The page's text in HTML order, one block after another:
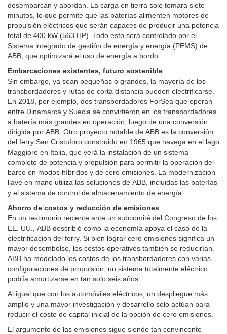
desembarcan y abordan. La carga en tierra solo tomará siete
minutos, lo que permite que las baterías alimenten motores de
propulsión eléctricos que serán capaces de producir una potencia
total de 400 kW (563 HP). Todo esto será controlado por el
Sistema integrado de gestión de energía y energía (PEMS) de
ABB, que optimizará el uso de energía a bordo.
Embarcaciones existentes, futuro sostenible
Sin embargo, ya sean pequeñas o grandes, la mayoría de los
transbordadores y rutas de corta distancia pueden electrificarse.
En 2018, por ejemplo, dos transbordadores ForSea que operan
entre Dinamarca y Suecia se convirtieron en los transbordadores
a batería más grandes en operación, luego de una conversión
dirigida por ABB. Otro proyecto notable de ABB es la conversión
del ferry San Cristoforo construido en 1965 que navega en el lago
Maggiore en Italia, que verá la instalación de un sistema
completo de potencia y propulsión para permitir la operación del
barco en modos híbridos y de cero emisiones. La modernización
llave en mano utiliza las soluciones de ABB, incluidas las baterías
y el sistema de control de almacenamiento de energía.
Ahorro de costos y reducción de emisiones
En un testimonio reciente ante un subcomité del Congreso de los
EE. UU., ABB describió cómo la economía apoya el caso de la
electrificación del ferry. Si bien lograr cero emisiones significa un
mayor desembolso, los costos operativos también se reducirían.
ABB ha modelado los costos de los transbordadores con varias
configuraciones de propulsión; un sistema totalmente eléctrico
podría amortizarse en tan solo seis años.
Al igual que con los automóviles eléctricos, un despliegue más
amplio y una mayor investigación y desarrollo solo actúan para
reducir el costo de capital inicial de la opción de cero emisiones.
El argumento de las emisiones sigue siendo tan convincente